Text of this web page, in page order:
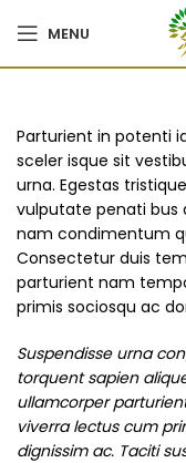
MENU
Parturient in potenti
sceler isque sit
urna. Egestas
vulputate penati bus
nam condimentum
Consectetur duis
parturient nam
primis sociosqu ac
Suspendisse urna
torquent sapien
ullamcorper
viverra lectus cum
dignissim ac. Taciti